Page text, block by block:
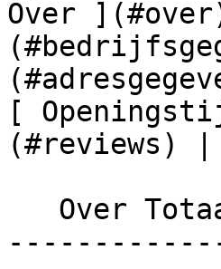
Over
[
(#reviews)